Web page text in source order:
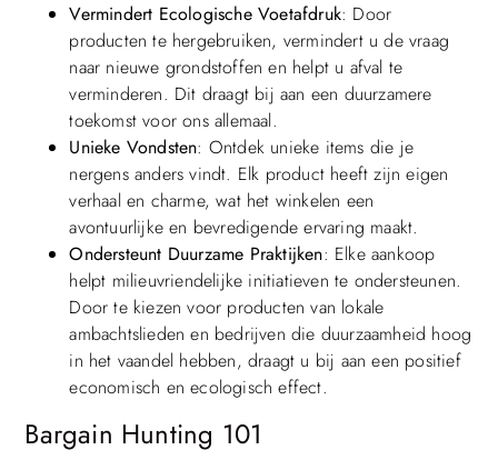
Vermindert Ecologische Voetafdruk: Door
producten te hergebruiken, vermindert u de vraag
naar nieuwe grondstoffen en helpt u afval te
verminderen. Dit draagt bij aan een duurzamere
toekomst voor ons allemaal.
Unieke Vondsten: Ontdek unieke items die je
nergens anders vindt. Elk product heeft zijn eigen
verhaal en charme, wat het winkelen een
avontuurlijke en bevredigende ervaring maakt.
Ondersteunt Duurzame Praktijken: Elke aankoop
helpt milieuvriendelijke initiatieven te ondersteunen.
Door te kiezen voor producten van lokale
ambachtslieden en bedrijven die duurzaamheid hoog
in het vaandel hebben, draagt u bij aan een positief
economisch en ecologisch effect.
Bargain Hunting 101